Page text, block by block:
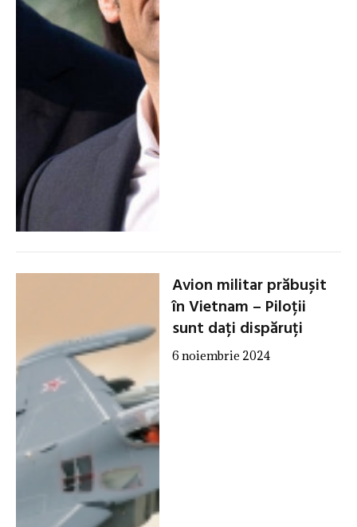
Avion militar prăbușit
în Vietnam – Piloții
sunt dați dispăruți
6 noiembrie 2024